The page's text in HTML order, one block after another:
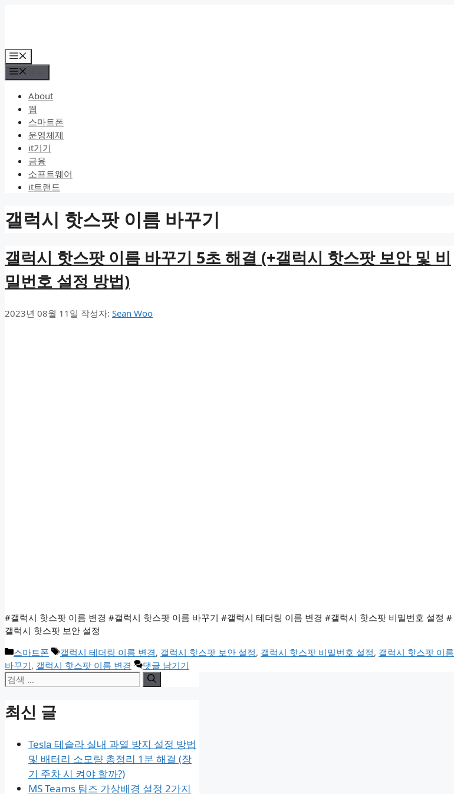
로
건
너
뉴
About
웹
스마트폰
운영체제
it기기
금융
소프트웨어
it트랜드
갤럭시 핫스팟 이름 바꾸기
갤럭시 핫스팟 이름 바꾸기 5초 해결 (+갤럭시 핫스팟 보안 및 비
밀번호 설정 방법)
2023년 08월 11일 작성자: Sean Woo
#갤럭시 핫스팟 이름 변경 #갤럭시 핫스팟 이름 바꾸기 #갤럭시 테더링 이름 변경 #갤럭시 핫스팟 비밀번호 설정 #
갤럭시 핫스팟 보안 설정
카
테
고
리
스마트폰
태
그
갤럭시 테더링 이름 변경, 갤럭시 핫스팟 보안 설정, 갤럭시 핫스팟 비밀번호 설정, 갤럭시 핫스팟 이름
바꾸기, 갤럭시 핫스팟 이름 변경 댓글 남기기
검
최신 글
Tesla 테슬라 실내 과열 방지 설정 방법
및 배터리 소모량 총정리 1분 해결 (장
기 주차 시 켜야 할까?)
MS Teams 팀즈 가상배경 설정 2가지